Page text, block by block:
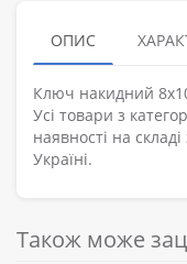
ОПИС
Ключ накидний
Усі товари з
наявності на
Україні.
Також може